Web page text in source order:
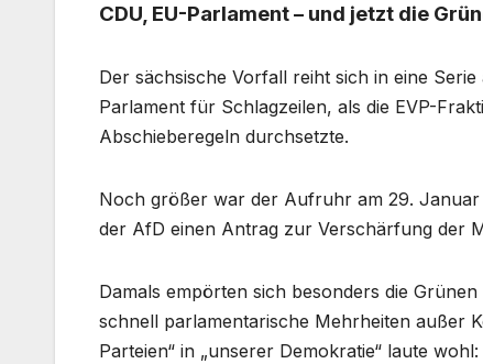
CDU, EU-Parlament – und jetzt die
Der sächsische Vorfall reiht sich in eine
Parlament für Schlagzeilen, als die EVP-
Abschieberegeln durchsetzte.
Noch größer war der Aufruhr am 29. Januar
der AfD einen Antrag zur Verschärfung der
Damals empörten sich besonders die
schnell parlamentarische Mehrheiten außer
Parteien“ in „unserer Demokratie“ laute